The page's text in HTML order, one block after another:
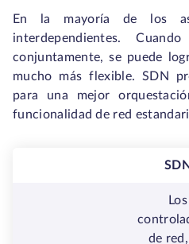
En la mayoría de los
interdependientes.
conjuntamente, se puede
mucho más flexible. SDN
para una mejor
funcionalidad de red
SDN
Los
de